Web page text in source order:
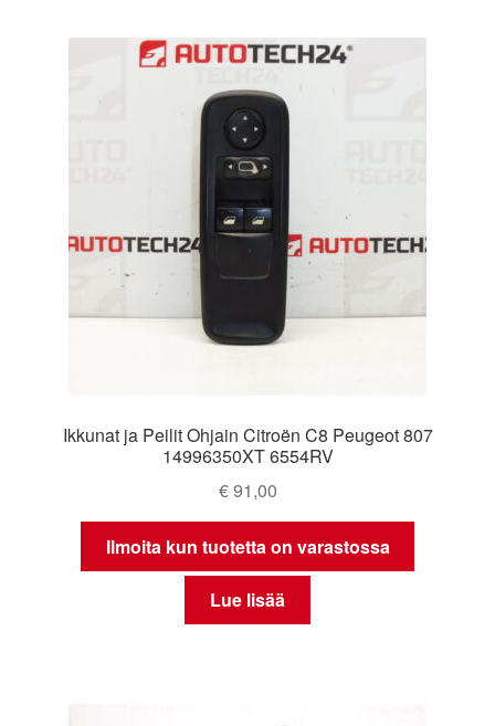
Ikkunat ja Peilit Ohjain Citroën C8 Peugeot 807
14996350XT 6554RV
€91,00
Ilmoita kun tuotetta on varastossa
Lue lisää